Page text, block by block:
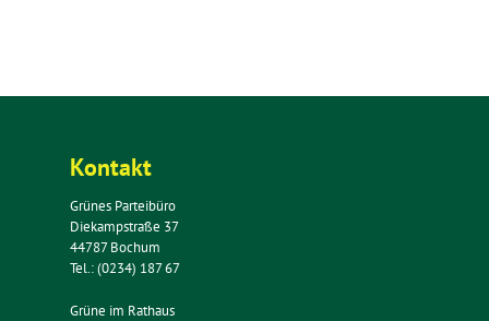
Kontakt
Grünes Parteibüro
Diekampstraße 37
44787 Bochum
Tel.: (0234) 187 67
Grüne im Rathaus